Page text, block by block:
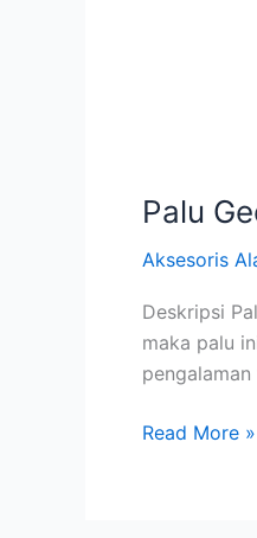
Palu
Aksesoris
Deskripsi
maka palu
Read More »